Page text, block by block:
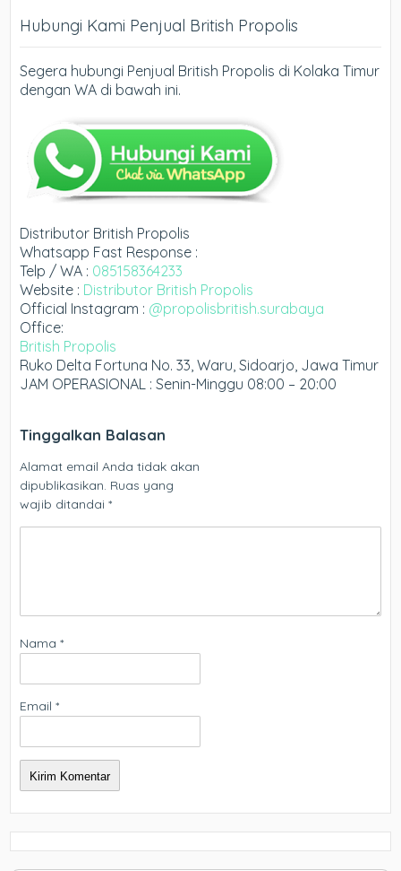
Hubungi Kami Penjual British Propolis
Segera hubungi Penjual British Propolis di Kolaka Timur
dengan WA di bawah ini.
Distributor British Propolis
Whatsapp Fast Response :
Telp / WA : 085158364233
Website : Distributor British Propolis
Official Instagram : @propolisbritish.surabaya
Office:
British Propolis
Ruko Delta Fortuna No. 33, Waru, Sidoarjo, Jawa Timur
JAM OPERASIONAL : Senin-Minggu 08:00 – 20:00
Tinggalkan Balasan
Alamat email Anda tidak akan
dipublikasikan. Ruas yang
wajib ditandai*
Nama*
Email*